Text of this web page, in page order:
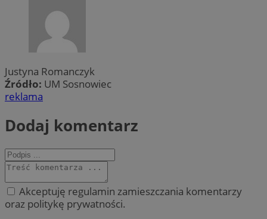
Justyna Romanczyk
Źródło: UM Sosnowiec
reklama
Dodaj komentarz
Akceptuję regulamin zamieszczania komentarzy
oraz politykę prywatności.